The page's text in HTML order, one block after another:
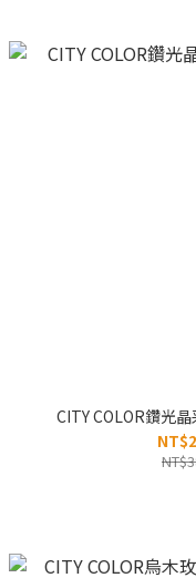
CITY COLOR鑽光